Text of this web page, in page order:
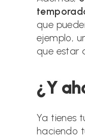
que
ejemplo,
que estar
¿Y
Ya tienes
haciendo